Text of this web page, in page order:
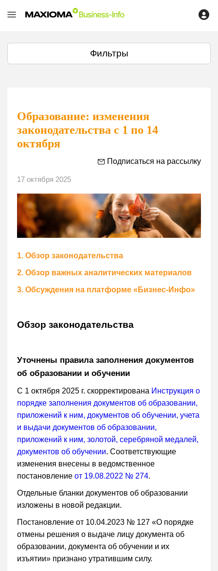
Фильтры
Образование: изменения
законодательства с 1 по 14
октября
Подписаться на рассылку
17 октября 2025
1. Обзор законодательства
2. Обзор важных аналитических материалов
3. Обсуждения на платформе «Бизнес-Инфо»
Обзор законодательства
Уточнены правила заполнения документов
об образовании и обучении
С 1 октября 2025 г. скорректирована Инструкция о
порядке заполнения документов об образовании,
приложений к ним, документов об обучении, учета
и выдачи документов об образовании,
приложений к ним, золотой, серебряной медалей,
документов об обучении. Соответствующие
изменения внесены в ведомственное
постановление от 19.08.2022 № 274.
Отдельные бланки документов об образовании
изложены в новой редакции.
Постановление от 10.04.2023 № 127 «О порядке
отмены решения о выдаче лицу документа об
образовании, документа об обучении и их
изъятии» признано утратившим силу.